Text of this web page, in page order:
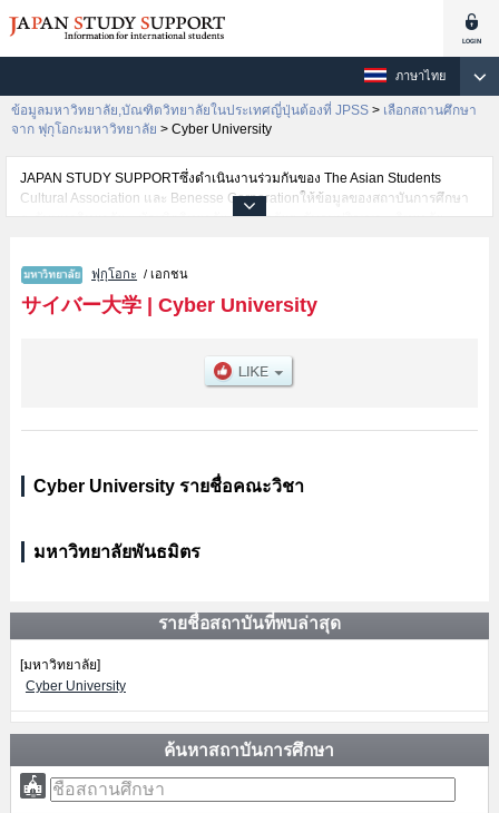
ภาษาไทย
ข้อมูลมหาวิทยาลัย,บัณฑิตวิทยาลัยในประเทศญี่ปุ่นต้องที่ JPSS > เลือกสถานศึกษา
จาก ฟุกุโอกะมหาวิทยาลัย > Cyber University
JAPAN STUDY SUPPORTซึ่งดำเนินงานร่วมกันของ The Asian Students
Cultural Association และ Benesse Corporationให้ข้อมูลของสถาบันการศึกษา
ระดับมหาวิทยาลัย・บัณฑิตวิทยาลัย・วิทยาลัยระดับอนุปริญญา・วิทยาลัย
เช่นข้อมูลของแต่ละคณะ,ข้อมูลการสอบคัดเลือกเข้าศึกษาเช่นจำนวนคนที่รับ
สมัครหรือจำนวนคนที่ผ่านการสอบคัดเลือกเป็นต้น,แนะนำสถานที่,การเดินทาง
เป็นต้นไว้ด้วยดังนั้นขอเชิญใช้บริการค้นหาข้อมูลตามอัธยาศัย
ฟุกุโอกะ / เอกชน
サイバー大学| Cyber University
Cyber University รายชื่อคณะวิชา
มหาวิทยาลัยพันธมิตร
รายชื่อสถาบันที่พบล่าสุด
[มหาวิทยาลัย]
Cyber University
ค้นหาสถาบันการศึกษา